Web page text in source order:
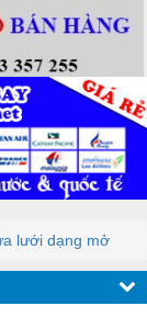
lưới dạng mở